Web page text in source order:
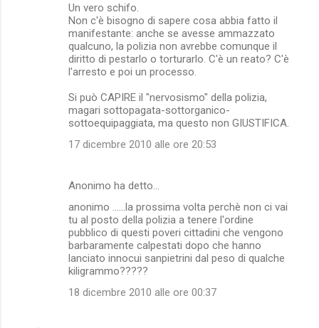
Un vero schifo.
Non c'è bisogno di sapere cosa abbia fatto il
manifestante: anche se avesse ammazzato
qualcuno, la polizia non avrebbe comunque il
diritto di pestarlo o torturarlo. C'è un reato? C'è
l'arresto e poi un processo.
Si può CAPIRE il "nervosismo" della polizia,
magari sottopagata-sottorganico-
sottoequipaggiata, ma questo non GIUSTIFICA.
17 dicembre 2010 alle ore 20:53
Anonimo ha detto…
anonimo ......la prossima volta perchè non ci vai
tu al posto della polizia a tenere l'ordine
pubblico di questi poveri cittadini che vengono
barbaramente calpestati dopo che hanno
lanciato innocui sanpietrini dal peso di qualche
kiligrammo?????
18 dicembre 2010 alle ore 00:37